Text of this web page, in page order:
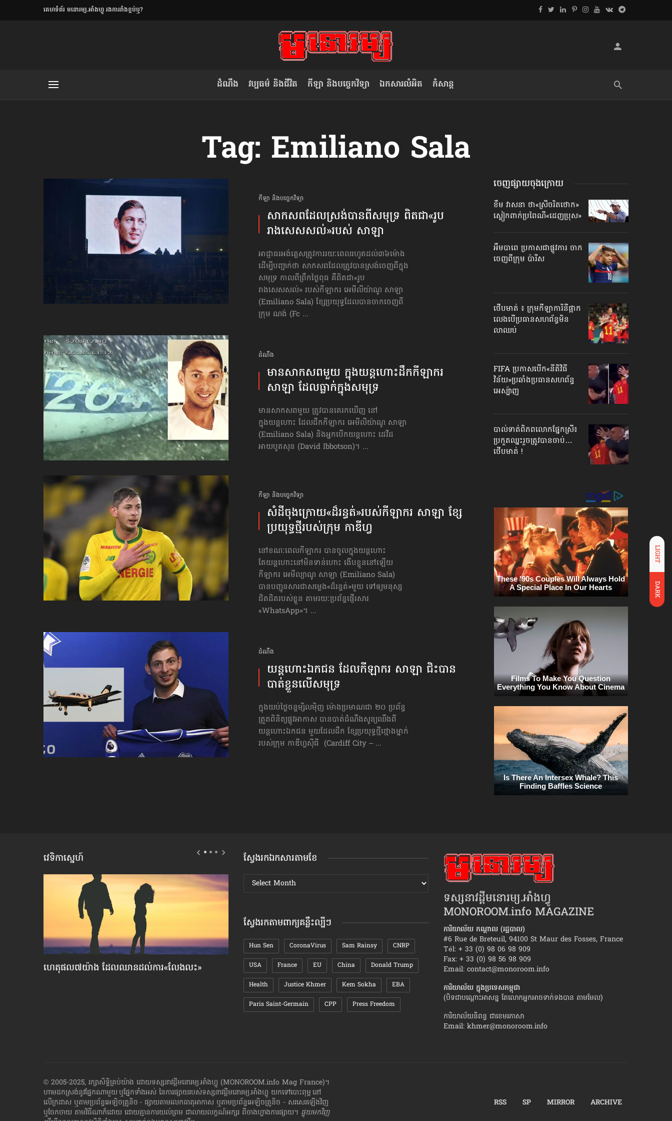
LIGHT
DARK
​គេហទំព័រ មនោរម្យ.អាំងហ្វូ រងការរាំងខ្ទប់ឬ?
ដំណឹង វប្បធម៌ និងជីវិត កីឡា និងបច្ចេកវិទ្យា ឯកសារលំអិត កំសាន្ដ
Tag: Emiliano Sala
កីឡា និងបច្ចេកវិទ្យា
សាកសព​ដែលស្រង់បាន​ពីសមុទ្រ ពិតជា​«រូប
រាងសេសសល់»​របស់ សាឡា
អាជ្ញាធរអង់គ្លេសត្រូវការរយៈពេលរហូតដល់៣៦ម៉ោង
ដើម្បីបញ្ជាក់ថា សាកសពដែលត្រូវបានស្រង់ចេញ​ពីក្នុង
សមុទ្រ កាលពីព្រឹកថ្ងៃពុធ គឺពិតជា«រូប
រាងសេសសល់» របស់កីឡាករ អេមីលីយ៉ាណូ សាឡា
(Emiliano Sala) ខ្សែប្រយុទ្ធដែលបានចាកចេញពី
ក្រុម ណង់ (Fc ...
ដំណឹង
មានសាកសពមួយ ក្នុង​យន្ដហោះ​ដឹក​កីឡាករ
សាឡា ដែលធ្លាក់​ក្នុងសមុទ្រ
មានសាកសពមួយ ត្រូវបានគេរកឃើញ នៅ
ក្នុងយន្ដហោះ ដែលដឹកកីឡាករ អេមីលីយ៉ាណូ សាឡា
(Emiliano Sala) និងអ្នកបើកយន្ដហោះ ដេវីដ
អាយបូតសុន (David Ibbotson)។ ...
កីឡា និងបច្ចេកវិទ្យា
សំដី​ចុងក្រោយ​«ដ៏រន្ធត់»​របស់​កីឡាករ សាឡា ខ្សែ
ប្រយុទ្ធ​ថ្មី​របស់ក្រុម កាឌីហ្វ
នៅខណៈពេលកីឡាករ បានចូលក្នុងយន្ដហោះ
តែយន្ដហោះនៅមិនទាន់ហោះ ងើបខ្លួននៅឡើយ
កីឡាករ អេមីល្យាណូ សាឡា (Emiliano Sala)
បានបញ្ជូនសារ​ជាសម្លេង​«ដ៏រន្ធត់»​មួយ ទៅឲ្យមនុស្ស
ជិតដិតរបស់ខ្លួន តាមរយៈប្រព័ន្ធផ្ញើរសារ
«WhatsApp»។ ...
ដំណឹង
យន្ដហោះឯកជន ដែលកីឡាករ សាឡា ជិះបាន
បាត់ខ្លួនលើសមុទ្រ
ក្នុងយប់ថ្ងៃចន្ទម្សិលម៉ិញ ម៉ោងប្រមាណជា ២០ ប្រព័ន្ធ
ត្រួតពិនិត្យផ្លូវអាកាស បានបាត់ដំណឹងសូន្យឈឹង​ពី
យន្ដហោះឯកជន មួយដែលដឹក ខ្សែប្រយុទ្ធថ្មីថ្មោងម្នាក់
របស់ក្រុម កាឌីហ្វស៊ីធី (Cardiff City – ...
ចេញផ្សាយចុងក្រោយ
ខឹម វាសនា ថា«ស្រីចរិតថោក»​
ស្លៀកពាក់ប្រពៃណី​«ដេញប្រុស»
អឹមបាពេ ប្រកាសជាផ្លូវការ ចាក
ចេញពីក្រុម ប៉ារីស
ថើបមាត់ ៖ ក្រុមកីឡាការិនី​ផ្អាក
លេង​​បើប្រធានសហព័ន្ធ​មិន
លាឈប់
FIFA ប្រកាសបើក​«នីតិវិធី
វិន័យ»​ប្រឆាំងប្រធានសហព័ន្ធ​
អេស្ប៉ាញ
បាល់ទាត់​ពិភពលោក​ផ្នែកស្រី៖
ប្រកួតឈ្នះរួច​ត្រូវបានចាប់…
ថើបមាត់ !
វេទិកាស្នេហ៍
ហេតុផល៧យ៉ាង ដែល​ឈាន​ដល់​ការ«លែងលះ»
វិធីសាស្រ្ត​រំដោះ​ខ្លួន ពី​ការឈឺចាប់​ដោយ​សារ​បែក​
បាក់​ស្នេហា
គន្លឹះ៥យ៉ាង ក្នុង​ការដោះស្រាយ​ជម្លោះ​ជាមួយ​
ស្វែងរកឯកសារតាមខែ
ស្វែងរក
ឯកសារ
ស្វែងរកតាមពាក្យគន្លឹះល្បីៗ
Hun Sen CoronaVirus Sam Rainsy CNRP
USA France EU China Donald Trump
Health Justice Khmer Kem Sokha EBA
Paris Saint-Germain CPP Press Freedom
ទស្សនាវដ្ដីមនោរម្យ.អាំងហ្វូ
MONOROOM.info MAGAZINE
ការិយាល័យ កណ្ដាល (រដ្ឋបាល)
#6 Rue de Breteuil, 94100 St Maur des Fosses, France
Tél: + 33 (0) 98 06 98 909
Fax: + 33 (0) 98 56 98 909
Email: contact@monoroom.info
ការិយាល័យ ក្នុង​ប្រទេស​កម្ពុជា
(បិទជាបណ្ដោះអាសន្ន តែលោកអ្នកអាចទាក់ទងបាន តាមមែល)
ការិយាល័យនិពន្ធ ជាខេមរភាសា
Email: khmer@monoroom.info
© 2005-2025, រក្សាសិទ្ធិគ្រប់យ៉ាង ដោយទស្សនាវដ្ដី​មនោរម្យ.អាំងហ្វូ (MONOROOM.info Mag France)។
ហាម​ដក​ស្រង់​នូវ​ផ្នែក​ណា​មួយ​ ឬ​ផ្នែក​ទាំង​អស់ ​នៃ​ការ​ផ្សាយ​របស់​ទស្សនាវដ្ដី​​មនោរម្យ.អាំងហ្វូ យក​ទៅ​​បោះពុម្ព នៅ
លើក្រដាស ឬតាម​ប្រព័ន្ធ​អេឡិច​ត្រូនិច - ផ្សាយ​តាម​រលក​ធាតុអាកាស ឬតាមប្រព័ន្ធអេឡិចត្រូនិច - សរសេរ​ឡើង​វិញ
ឬ​ចែក​ចាយ​ តាមវិធីណាក៏ដោយ ដោយ​គ្មាន​ការ​យល់ព្រម ជា​លាយ​លក្ខណ៍​អក្សរ​ ពី​ចាងហ្វាង​ការ​ផ្សាយ​។ ផ្ទុយមកវិញ
RSS SP MIRROR ARCHIVE
សម រង្ស៊ី៖ កម្ពុជាគួរមើលគំរូ​តាម​
វៀតណាម ក្នុង​ការប្តូរ​មេដឹកនាំ របស់​
ខ្លួន
លិខិតប្រិយមិត្ត៖ «កាមតណ្ហា​
មនុស្ស»
អឹមបាពេ ប្រកាសជាផ្លូវការ
ថើបមាត់ ៖ ក្រុមកីឡាការិនី​
ផ្អាកលេង​​បើប្រធានសហព័ន្ធ​